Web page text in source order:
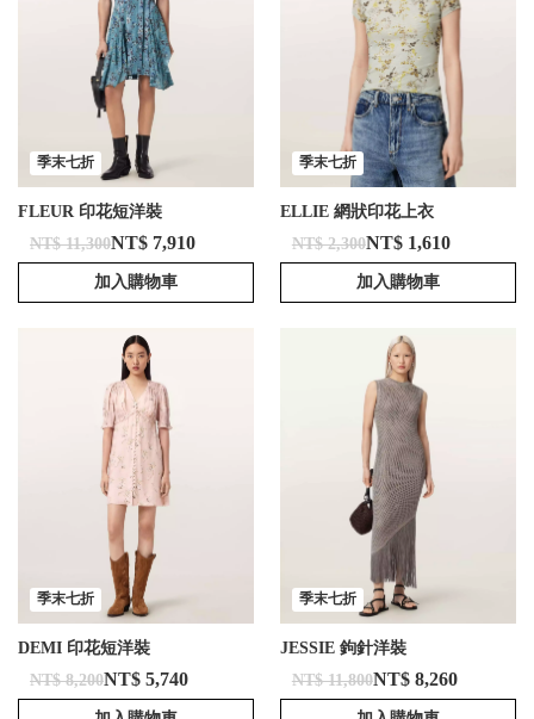
季末七折
FLEUR 印花短洋裝
NT$ 11,300NT$ 7,910
加入購物車
季末七折
ELLIE 網狀印花上衣
NT$ 2,300NT$ 1,610
加入購物車
季末七折
DEMI 印花短洋裝
NT$ 8,200NT$ 5,740
季末七折
JESSIE 鉤針洋裝
NT$ 11,800NT$ 8,260